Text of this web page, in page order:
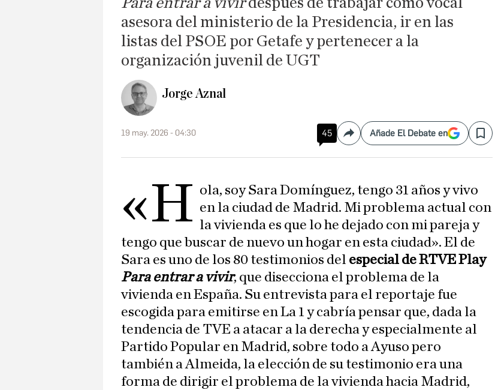
asesora del ministerio de la Presidencia, ir en las
listas del PSOE por Getafe y pertenecer a la
organización juvenil de UGT
Jorge Aznal
19 may. 2026 - 04:30 45 CompartirAñade El Debate en Save
«H ola, soy Sara Domínguez, tengo 31 años y vivo
en la ciudad de Madrid. Mi problema actual con
la vivienda es que lo he dejado con mi pareja y
tengo que buscar de nuevo un hogar en esta ciudad». El de
Sara es uno de los 80 testimonios del especial de RTVE Play
Para entrar a vivir, que disecciona el problema de la
vivienda en España. Su entrevista para el reportaje fue
escogida para emitirse en La 1 y cabría pensar que, dada la
tendencia de TVE a atacar a la derecha y especialmente al
Partido Popular en Madrid, sobre todo a Ayuso pero
también a Almeida, la elección de su testimonio era una
forma de dirigir el problema de la vivienda hacia Madrid,